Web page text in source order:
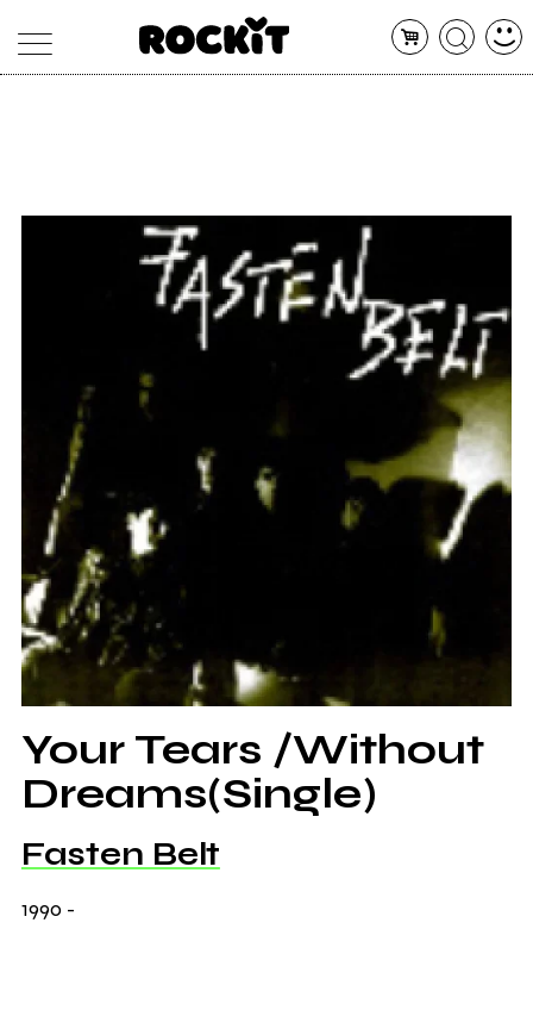
CONCERTI
SHOP
RADIO
Your Tears /Without
Dreams(Single)
Fasten Belt
1990-